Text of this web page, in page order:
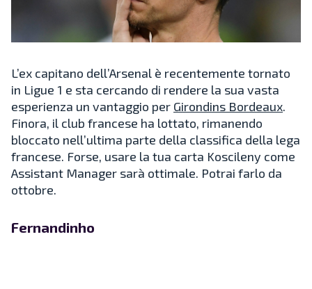
L’ex capitano dell’Arsenal è recentemente tornato
in Ligue 1 e sta cercando di rendere la sua vasta
esperienza un vantaggio per Girondins Bordeaux.
Finora, il club francese ha lottato, rimanendo
bloccato nell’ultima parte della classifica della lega
francese. Forse, usare la tua carta Koscileny come
Assistant Manager sarà ottimale. Potrai farlo da
ottobre.
Fernandinho